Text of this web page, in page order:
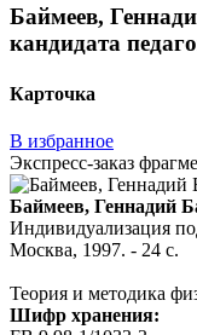
Баймеев,
кандидата
Карточка
В избранное
Экспресс-заказ
Баймеев, Геннадий
Индивидуализация
Москва, 1997. - 24 с.
Теория и методика
Шифр хранения: